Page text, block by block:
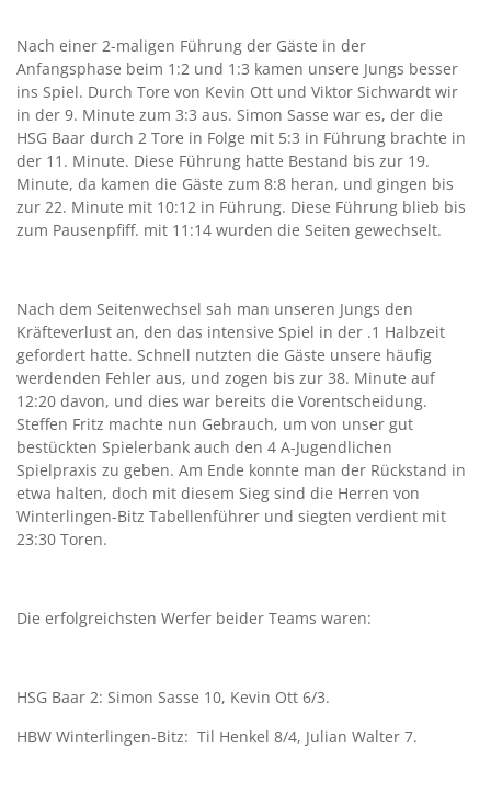
Nach einer 2-maligen Führung der Gäste in der
Anfangsphase beim 1:2 und 1:3 kamen unsere Jungs besser
ins Spiel. Durch Tore von Kevin Ott und Viktor Sichwardt wir
in der 9. Minute zum 3:3 aus. Simon Sasse war es, der die
HSG Baar durch 2 Tore in Folge mit 5:3 in Führung brachte in
der 11. Minute. Diese Führung hatte Bestand bis zur 19.
Minute, da kamen die Gäste zum 8:8 heran, und gingen bis
zur 22. Minute mit 10:12 in Führung. Diese Führung blieb bis
zum Pausenpfiff. mit 11:14 wurden die Seiten gewechselt.
Nach dem Seitenwechsel sah man unseren Jungs den
Kräfteverlust an, den das intensive Spiel in der .1 Halbzeit
gefordert hatte. Schnell nutzten die Gäste unsere häufig
werdenden Fehler aus, und zogen bis zur 38. Minute auf
12:20 davon, und dies war bereits die Vorentscheidung.
Steffen Fritz machte nun Gebrauch, um von unser gut
bestückten Spielerbank auch den 4 A-Jugendlichen
Spielpraxis zu geben. Am Ende konnte man der Rückstand in
etwa halten, doch mit diesem Sieg sind die Herren von
Winterlingen-Bitz Tabellenführer und siegten verdient mit
23:30 Toren.
Die erfolgreichsten Werfer beider Teams waren:
HSG Baar 2: Simon Sasse 10, Kevin Ott 6/3.
HBW Winterlingen-Bitz: Til Henkel 8/4, Julian Walter 7.